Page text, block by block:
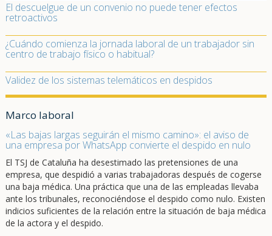
El descuelgue de un convenio no puede tener efectos
retroactivos
¿Cuándo comienza la jornada laboral de un trabajador sin
centro de trabajo físico o habitual?
Validez de los sistemas telemáticos en despidos
Marco laboral
«Las bajas largas seguirán el mismo camino»: el aviso de
una empresa por WhatsApp convierte el despido en nulo
El TSJ de Cataluña ha desestimado las pretensiones de una
empresa, que despidió a varias trabajadoras después de cogerse
una baja médica. Una práctica que una de las empleadas llevaba
ante los tribunales, reconociéndose el despido como nulo. Existen
indicios suficientes de la relación entre la situación de baja médica
de la actora y el despido.